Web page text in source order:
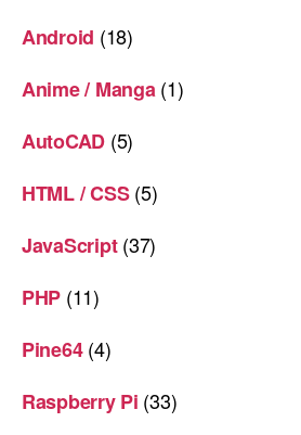
Android (18)
Anime / Manga (1)
AutoCAD (5)
HTML / CSS(5)
JavaScript(37)
PHP (11)
Pine64(4)
Raspberry Pi (33)